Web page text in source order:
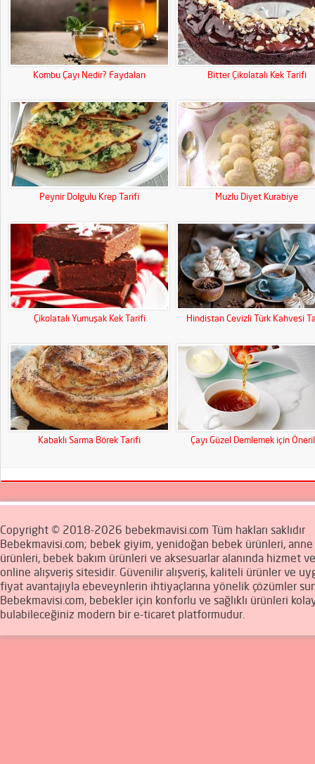
Kombu Çayı Nedir? Faydaları Bitter Çikolatalı Kek Tarifi
Peynir Dolgulu Krep Tarifi Muzlu Diyet Kurabiye
Çikolatalı Yumuşak Kek Tarifi Hindistan Cevizli Türk Kahvesi
Kabaklı Sarma Börek Tarifi Çayı Güzel Demlemek için
Copyright © 2018-2026 bebekmavisi.com Tüm hakları saklıdır
Bebekmavisi.com; bebek giyim, yenidoğan bebek ürünleri,
ürünleri, bebek bakım ürünleri ve aksesuarlar alanında hizmet
online alışveriş sitesidir. Güvenilir alışveriş, kaliteli ürünler ve
fiyat avantajıyla ebeveynlerin ihtiyaçlarına yönelik çözümler
Bebekmavisi.com, bebekler için konforlu ve sağlıklı ürünleri
bulabileceğiniz modern bir e-ticaret platformudur.